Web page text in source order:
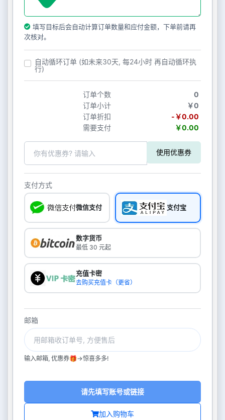
填写目标后会自动计算订单数量和应付金额，下单前请再
次核对。
自动循环订单 (如未来30天, 每24小时 再自动循环执
行)
订单个数
0
订单小计
￥0
订单折扣
-￥0.00
需要支付
￥0.00
使用优惠券
支付方式
微信支付 支付宝
数字货币
最低 30 元起
充值卡密
去购买充值卡（更省）
邮箱
输入邮箱, 优惠券🎁->惊喜多多!
加入购物车
请先填写账号或链接